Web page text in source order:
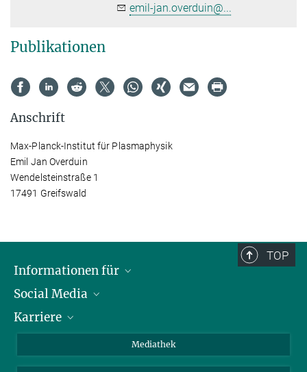
emil-jan.overduin@...
Publikationen
Anschrift
Max-Planck-Institut für Plasmaphysik
Emil Jan Overduin
Wendelsteinstraße 1
17491 Greifswald
TOP
Informationen für
Journalisten
Schule
Social Media
LinkedIn
Karriere
Mediathek